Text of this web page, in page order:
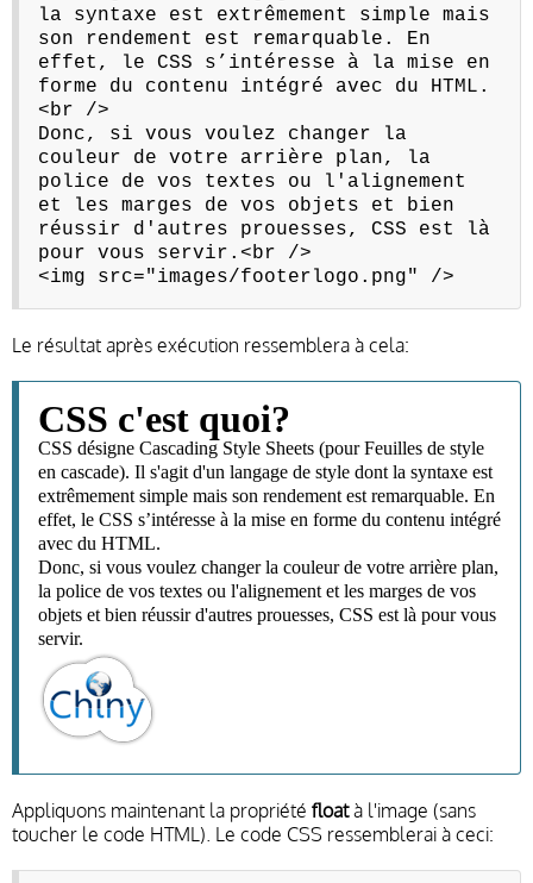
la syntaxe est extrêmement simple mais
son rendement est remarquable. En
effet, le CSS s’intéresse à la mise en
forme du contenu intégré avec du HTML.
<br />
Donc, si vous voulez changer la
couleur de votre arrière plan, la
police de vos textes ou l'alignement
et les marges de vos objets et bien
réussir d'autres prouesses, CSS est là
pour vous servir.<br />
<img src="images/footerlogo.png" />
Le résultat après exécution ressemblera à cela:
CSS c'est quoi?
CSS désigne Cascading Style Sheets (pour Feuilles de style
en cascade). Il s'agit d'un langage de style dont la syntaxe est
extrêmement simple mais son rendement est remarquable. En
effet, le CSS s’intéresse à la mise en forme du contenu intégré
avec du HTML.
Donc, si vous voulez changer la couleur de votre arrière plan,
la police de vos textes ou l'alignement et les marges de vos
objets et bien réussir d'autres prouesses, CSS est là pour vous
servir.
Appliquons maintenant la propriété floatà l'image (sans
toucher le code HTML). Le code CSS ressemblerai à ceci: